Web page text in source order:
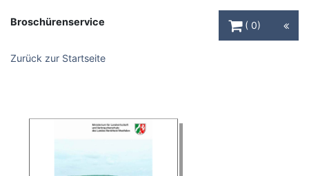
Broschürenservice
0
Zurück zur Startseite